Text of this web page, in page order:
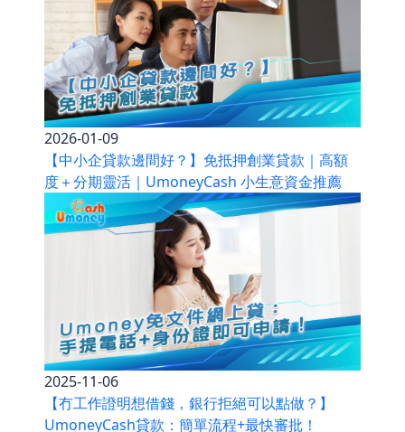
2026-01-09
【中小企貸款邊間好？】免抵押創業貸款｜高額
度＋分期靈活｜UmoneyCash 小生意資金推薦
2025-11-06
【冇工作證明想借錢，銀行拒絕可以點做？】
UmoneyCash貸款：簡單流程+最快審批！